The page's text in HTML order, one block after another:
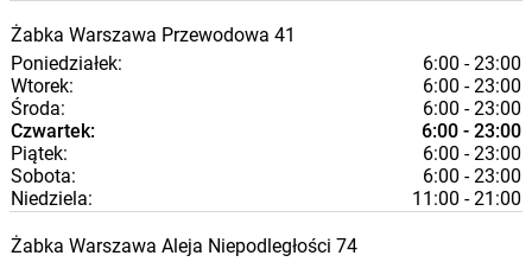
Żabka Warszawa Przewodowa 41
Poniedziałek:
6:00 - 23:00
Wtorek:
6:00 - 23:00
Środa:
6:00 - 23:00
Czwartek:
6:00 - 23:00
Piątek:
6:00 - 23:00
Sobota:
6:00 - 23:00
Niedziela:
11:00 - 21:00
Żabka Warszawa Aleja Niepodległości 74